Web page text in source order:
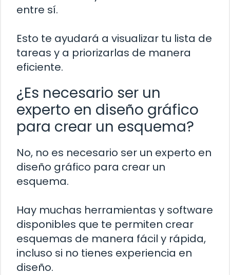
entre sí.
Esto te ayudará a visualizar tu lista de
tareas y a priorizarlas de manera
eficiente.
¿Es necesario ser un
experto en diseño gráfico
para crear un esquema?
No, no es necesario ser un experto en
diseño gráfico para crear un
esquema.
Hay muchas herramientas y software
disponibles que te permiten crear
esquemas de manera fácil y rápida,
incluso si no tienes experiencia en
diseño.